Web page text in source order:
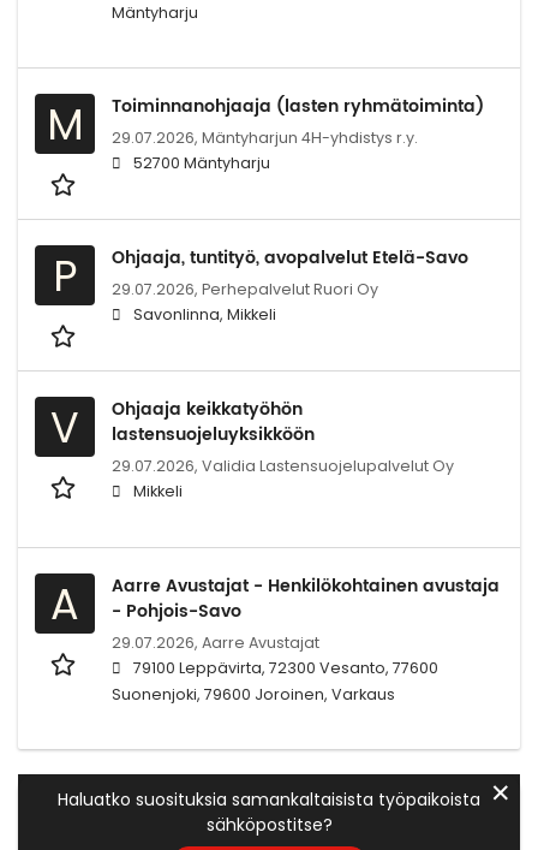
Mäntyharju
M Toiminnanohjaaja (lasten ryhmätoiminta)
29.07.2026, Mäntyharjun 4H-yhdistys r.y.
52700 Mäntyharju
P Ohjaaja, tuntityö, avopalvelut Etelä-Savo
29.07.2026, Perhepalvelut Ruori Oy
Savonlinna, Mikkeli
V
Ohjaaja keikkatyöhön
lastensuojeluyksikköön
29.07.2026, Validia Lastensuojelupalvelut Oy
Mikkeli
A
Aarre Avustajat - Henkilökohtainen avustaja
- Pohjois-Savo
29.07.2026, Aarre Avustajat
79100 Leppävirta, 72300 Vesanto, 77600
Suonenjoki, 79600 Joroinen, Varkaus
Haluatko suosituksia samankaltaisista työpaikoista
sähköpostitse?
✕